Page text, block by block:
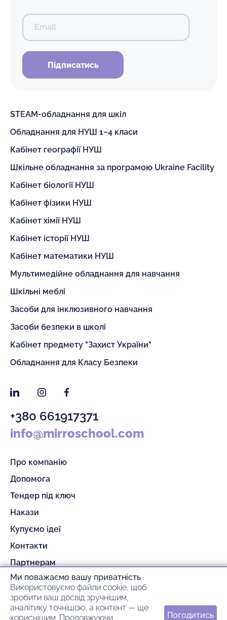
Email
Підписатись
STEAM-обладнання для шкіл
Обладнання для НУШ 1–4 класи
Кабінет географії НУШ
Шкільне обладнання за програмою Ukraine Facility
Кабінет біології НУШ
Кабінет фізики НУШ
Кабінет хімії НУШ
Кабінет історії НУШ
Кабінет математики НУШ
Мультимедійне обладнання для навчання
Шкільні меблі
Засоби для інклюзивного навчання
Засоби безпеки в школі
Кабінет предмету "Захист України"
Обладнання для Класу Безпеки
LinkedInInstagramFacebook
+380 661917371
info@mirroschool.com
Про компанію
Допомога
Тендер під ключ
Накази
Купуємо ідеї
Контакти
Партнерам
Гарантія та повернення
Оплата та доставка
Ми поважаємо вашу приватність
Використовуємо файли cookie, щоб
зробити ваш досвід зручнішим,
аналітику точнішою, а контент — ще
кориснішим. Продовжуючи
Погодитись